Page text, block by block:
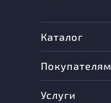
Каталог
Покупателям
Услуги